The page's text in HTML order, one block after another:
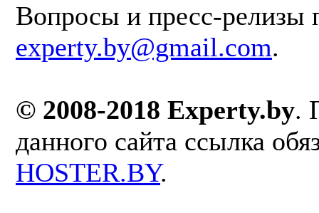
Вопросы и пресс-релизы
experty.by@gmail.com.
© 2008-2018 Experty.by.
данного сайта ссылка
HOSTER.BY.